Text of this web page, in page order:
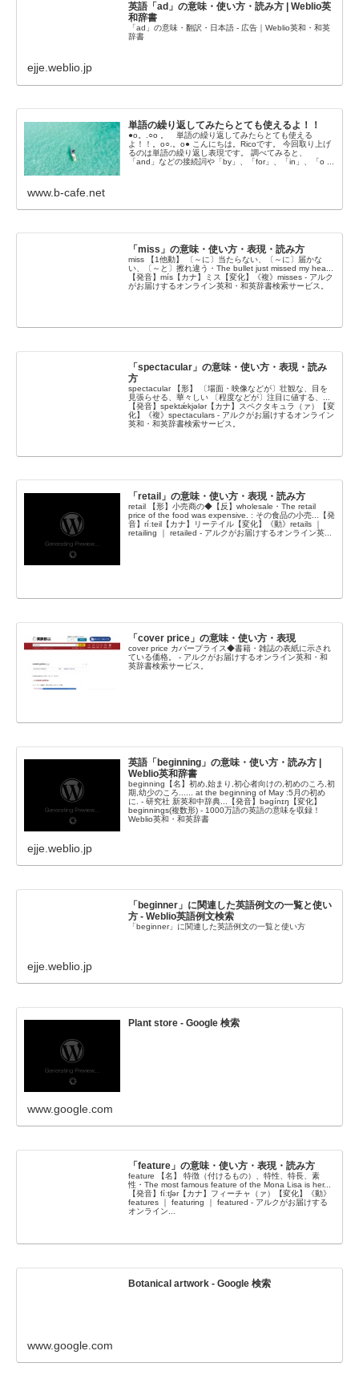
英語「ad」の意味・使い方・読み方 | Weblio英
和辞書
「ad」の意味・翻訳・日本語 - 広告｜Weblio英和・和英
辞書
ejje.weblio.jp
単語の繰り返してみたらとても使えるよ！！
●o。.○o 。 単語の繰り返してみたらとても使える
よ！！。o○.。o● こんにちは。Ricoです。 今回取り上げ
るのは単語の繰り返し表現です。 調べてみると、
「and」などの接続詞や「by」、「for」、「in」、「o ...
www.b-cafe.net
「miss」の意味・使い方・表現・読み方
miss 【1他動】 〔～に〕当たらない、〔～に〕届かな
い、〔～と〕擦れ違う・The bullet just missed my hea...
【発音】mís【カナ】ミス【変化】《複》misses - アルク
がお届けするオンライン英和・和英辞書検索サービス。
「spectacular」の意味・使い方・表現・読み
方
spectacular 【形】 〔場面・映像などが〕壮観な、目を
見張らせる、華々しい 〔程度などが〕注目に値する、...
【発音】spektǽkjələr【カナ】スペクタキュラ（ァ）【変
化】《複》spectaculars - アルクがお届けするオンライン
英和・和英辞書検索サービス。
「retail」の意味・使い方・表現・読み方
retail 【形】小売商の◆【反】wholesale・The retail
price of the food was expensive. : その食品の小売...【発
音】ríːteil【カナ】リーテイル【変化】《動》retails ｜
retailing ｜ retailed - アルクがお届けするオンライン英...
「cover price」の意味・使い方・表現
cover price カバープライス◆書籍・雑誌の表紙に示され
ている価格。 - アルクがお届けするオンライン英和・和
英辞書検索サービス。
英語「beginning」の意味・使い方・読み方 |
Weblio英和辞書
beginning【名】初め,始まり,初心者向けの,初めのころ,初
期,幼少のころ...... at the beginning of May :5月の初め
に. - 研究社 新英和中辞典...【発音】bəgínɪŋ【変化】
beginnings(複数形) - 1000万語の英語の意味を収録！
Weblio英和・和英辞書
ejje.weblio.jp
「beginner」に関連した英語例文の一覧と使い
方 - Weblio英語例文検索
「beginner」に関連した英語例文の一覧と使い方
ejje.weblio.jp
Plant store - Google 検索
www.google.com
「feature」の意味・使い方・表現・読み方
feature 【名】 特徴（付けるもの）、特性、特長、素
性・The most famous feature of the Mona Lisa is her...
【発音】fíːtʃər【カナ】フィーチャ（ァ）【変化】《動》
features ｜ featuring ｜ featured - アルクがお届けする
オンライン...
Botanical artwork - Google 検索
www.google.com